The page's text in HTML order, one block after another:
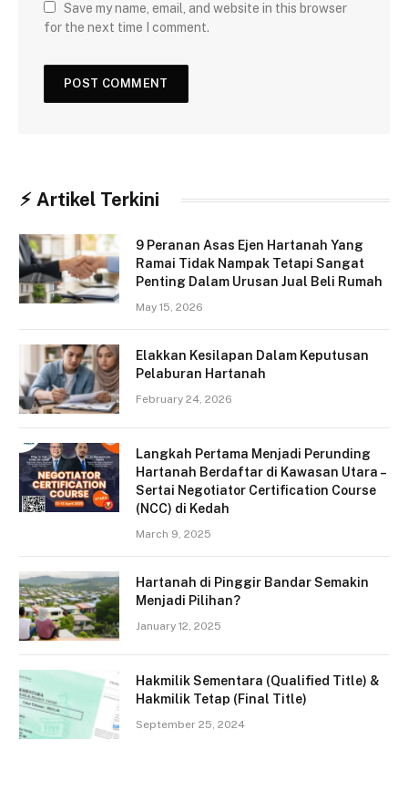
Save my name, email, and website in this browser
for the next time I comment.
⚡︎ Artikel Terkini
9 Peranan Asas Ejen Hartanah Yang
Ramai Tidak Nampak Tetapi Sangat
Penting Dalam Urusan Jual Beli Rumah
May 15, 2026
Elakkan Kesilapan Dalam Keputusan
Pelaburan Hartanah
February 24, 2026
Langkah Pertama Menjadi Perunding
Hartanah Berdaftar di Kawasan Utara –
Sertai Negotiator Certification Course
(NCC) di Kedah
March 9, 2025
Hartanah di Pinggir Bandar Semakin
Menjadi Pilihan?
January 12, 2025
Hakmilik Sementara (Qualified Title) &
Hakmilik Tetap (Final Title)
September 25, 2024